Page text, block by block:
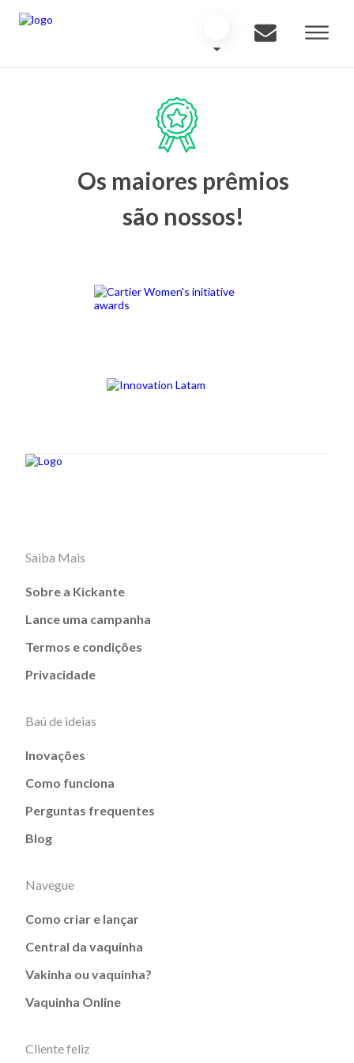
Os maiores prêmios
são nossos!
Saiba Mais
Sobre a Kickante
Lance uma campanha
Termos e condições
Privacidade
Baú de ideias
Inovações
Como funciona
Perguntas frequentes
Blog
Navegue
Como criar e lançar
Central da vaquinha
Vakinha ou vaquinha?
Vaquinha Online
Cliente feliz